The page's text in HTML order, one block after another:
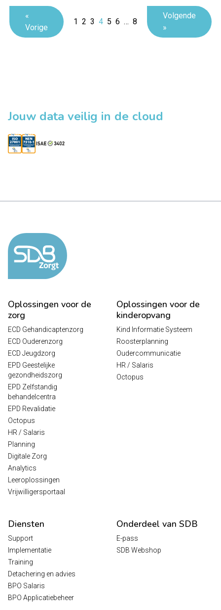
«
Vorige
1 2 3 4 5 6 … 8
Volgende
»
Jouw data veilig in de cloud
Oplossingen voor de
zorg
ECD Gehandicaptenzorg
ECD Ouderenzorg
ECD Jeugdzorg
EPD Geestelijke
gezondheidszorg
EPD Zelfstandig
behandelcentra
EPD Revalidatie
Octopus
HR / Salaris
Planning
Digitale Zorg
Analytics
Leeroplossingen
Vrijwilligersportaal
Oplossingen voor de
kinderopvang
Kind Informatie Systeem
Roosterplanning
Oudercommunicatie
HR / Salaris
Octopus
Diensten
Support
Implementatie
Training
Detachering en advies
BPO Salaris
BPO Applicatiebeheer
Onderdeel van SDB
E-pass
SDB Webshop